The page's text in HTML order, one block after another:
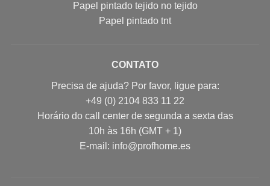
Papel pintado tejido no tejido
Papel pintado tnt
CONTATO
Precisa de ajuda? Por favor, ligue para:
+49 (0) 2104 833 11 22
Horário do call center de segunda a sexta das
10h às 16h (GMT + 1)
E-mail: info@profhome.es